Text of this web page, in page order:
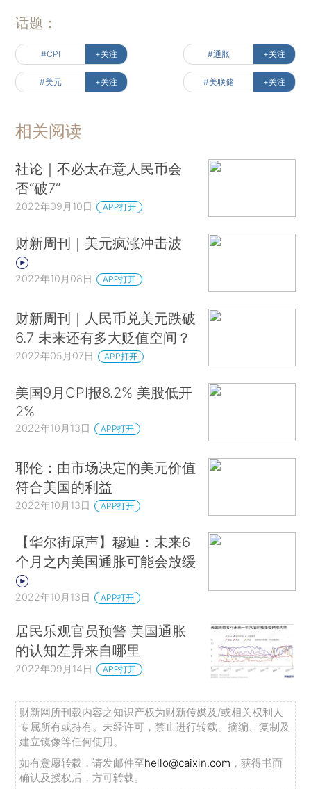
话题：
#CPI +关注 #通胀 +关注
#美元 +关注 #美联储 +关注
相关阅读
社论｜不必太在意人民币会
否“破7”
2022年09月10日 APP打开
财新周刊｜美元疯涨冲击波
2022年10月08日 APP打开
财新周刊｜人民币兑美元跌破
6.7 未来还有多大贬值空间？
2022年05月07日 APP打开
美国9月CPI报8.2% 美股低开
2%
2022年10月13日 APP打开
耶伦：由市场决定的美元价值
符合美国的利益
2022年10月13日 APP打开
【华尔街原声】穆迪：未来6
个月之内美国通胀可能会放缓
2022年10月13日 APP打开
居民乐观官员预警 美国通胀
的认知差异来自哪里
2022年09月14日 APP打开
财新网所刊载内容之知识产权为财新传媒及/或相关权利人
专属所有或持有。未经许可，禁止进行转载、摘编、复制及
建立镜像等任何使用。
如有意愿转载，请发邮件至hello@caixin.com ，获得书面
确认及授权后，方可转载。